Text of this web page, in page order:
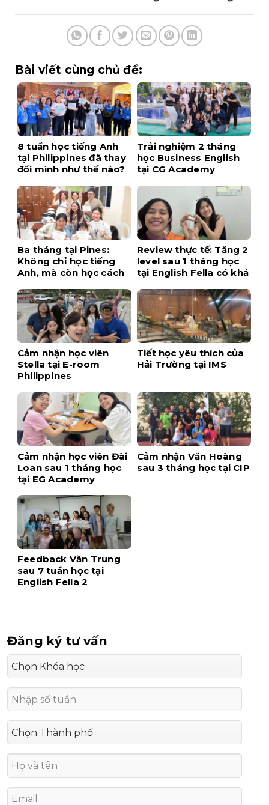
Bài viết cùng chủ đề:
8 tuần học tiếng Anh
tại Philippines đã thay
đổi mình như thế nào?
Trải nghiệm 2 tháng
học Business English
tại CG Academy
Ba tháng tại Pines:
Không chỉ học tiếng
Anh, mà còn học cách
Review thực tế: Tăng 2
level sau 1 tháng học
tại English Fella có khả
Cảm nhận học viên
Stella tại E-room
Philippines
Tiết học yêu thích của
Hải Trường tại IMS
Cảm nhận học viên Đài
Loan sau 1 tháng học
tại EG Academy
Cảm nhận Văn Hoàng
sau 3 tháng học tại CIP
Feedback Văn Trung
sau 7 tuần học tại
English Fella 2
Đăng ký tư vấn